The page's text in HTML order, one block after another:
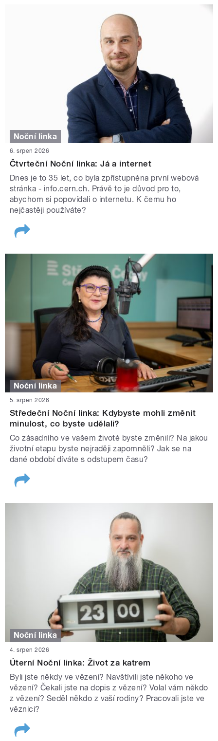
Noční linka
6. srpen 2026
Čtvrteční Noční linka: Já a internet
Dnes je to 35 let, co byla zpřístupněna první webová
stránka - info.cern.ch. Právě to je důvod pro to,
abychom si popovídali o internetu. K čemu ho
nejčastěji používáte?
Noční linka
5. srpen 2026
Středeční Noční linka: Kdybyste mohli změnit
minulost, co byste udělali?
Co zásadního ve vašem životě byste změnili? Na jakou
životní etapu byste nejraději zapomněli? Jak se na
dané období díváte s odstupem času?
Noční linka
4. srpen 2026
Úterní Noční linka: Život za katrem
Byli jste někdy ve vězení? Navštívili jste někoho ve
vězení? Čekali jste na dopis z vězení? Volal vám někdo
z vězení? Seděl někdo z vaší rodiny? Pracovali jste ve
věznici?